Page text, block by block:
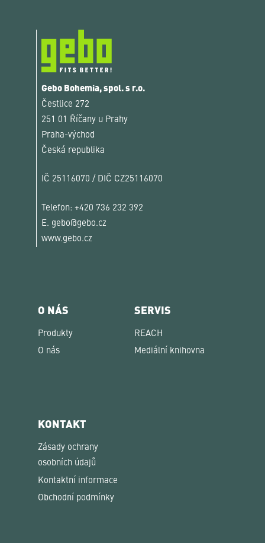
Gebo Bohemia, spol. s r.o.
Čestlice 272
251 01 Říčany u Prahy
Praha-východ
Česká republika
IČ 25116070 / DIČ CZ25116070
Telefon: +420 736 232 392
E. gebo@gebo.cz
www.gebo.cz
O NÁS
Produkty
O nás
SERVIS
REACH
Mediální knihovna
KONTAKT
Zásady ochrany
osobních údajů
Kontaktní informace
Obchodní podmínky